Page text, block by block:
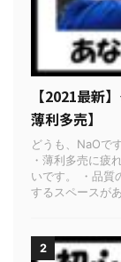
【2021最新
薄利多売】
どうも、NaOで
・薄利多売に疲
いです。 ・品質
するスペースが
2